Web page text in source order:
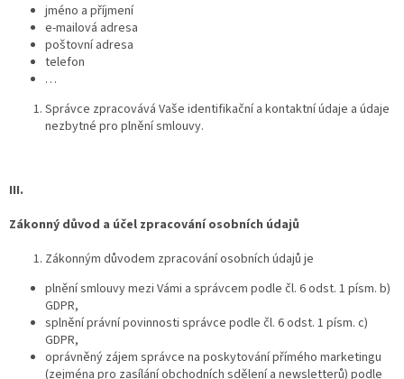
jméno a příjmení
e-mailová adresa
poštovní adresa
telefon
…
Správce zpracovává Vaše identifikační a kontaktní údaje a údaje
nezbytné pro plnění smlouvy.
III.
Zákonný důvod a účel zpracování osobních údajů
Zákonným důvodem zpracování osobních údajů je
plnění smlouvy mezi Vámi a správcem podle čl. 6 odst. 1 písm. b)
GDPR,
splnění právní povinnosti správce podle čl. 6 odst. 1 písm. c)
GDPR,
oprávněný zájem správce na poskytování přímého marketingu
(zejména pro zasílání obchodních sdělení a newsletterů) podle